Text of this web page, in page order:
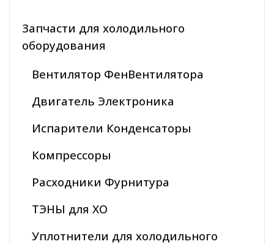
Запчасти для холодильного
оборудования
Вентилятор ФенВентилятора
Двигатель Электроника
Испарители Конденсаторы
Компрессоры
Расходники Фурнитура
ТЭНЫ для ХО
Уплотнители для холодильного